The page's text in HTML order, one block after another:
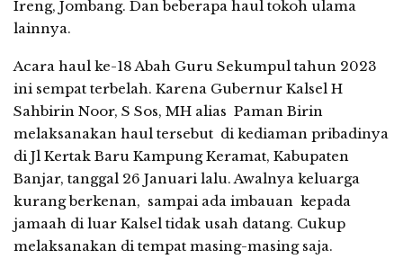
Ireng, Jombang. Dan beberapa haul tokoh ulama
lainnya.
Acara haul ke-18 Abah Guru Sekumpul tahun 2023
ini sempat terbelah. Karena Gubernur Kalsel H
Sahbirin Noor, S Sos, MH alias Paman Birin
melaksanakan haul tersebut di kediaman pribadinya
di Jl Kertak Baru Kampung Keramat, Kabupaten
Banjar, tanggal 26 Januari lalu. Awalnya keluarga
kurang berkenan, sampai ada imbauan kepada
jamaah di luar Kalsel tidak usah datang. Cukup
melaksanakan di tempat masing-masing saja.